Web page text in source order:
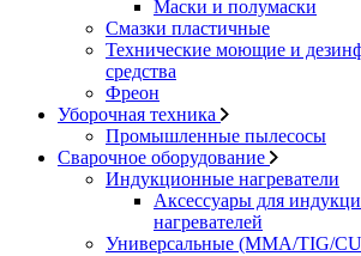
Маски и полумаски
Смазки пластичные
Технические моющие и
средства
Фреон
Уборочная техника
Промышленные пылесосы
Сварочное оборудование
Индукционные нагреватели
Аксессуары для
нагревателей
Универсальные (MMA/TIG/